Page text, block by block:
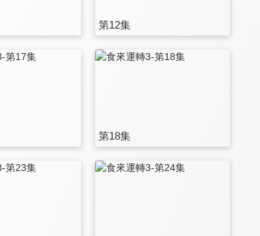
第12集
第18集